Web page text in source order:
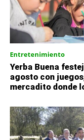
Entretenimiento
Yerba Buena
agosto con
mercadito donde